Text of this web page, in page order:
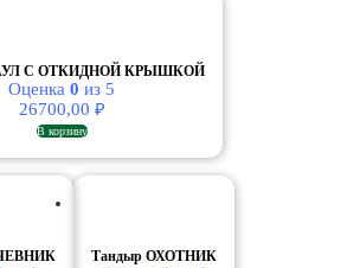
С ОТКИДНОЙ КРЫШКОЙ
Оценка 0 из 5
26700,00 ₽
В корзину
Тандыр ОХОТНИК